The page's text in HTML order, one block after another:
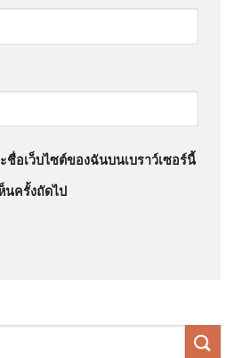
📢
ชื่อเว็บไซต์ของฉันบนเบราว์เซอร์นี้
นครั้งถัดไป